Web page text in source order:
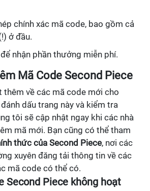
chính xác mã code, bao gồm cả
ở đầu.
nhận phần thưởng miễn phí.
Mã Code Second Piece
thêm về các mã code mới cho
dấu trang này và kiểm tra
tôi sẽ cập nhật ngay khi các nhà
mã mới. Bạn cũng có thể tham
thức của Second Piece, nơi các
xuyên đăng tải thông tin về các
mã code có thể có.
Second Piece không hoạt